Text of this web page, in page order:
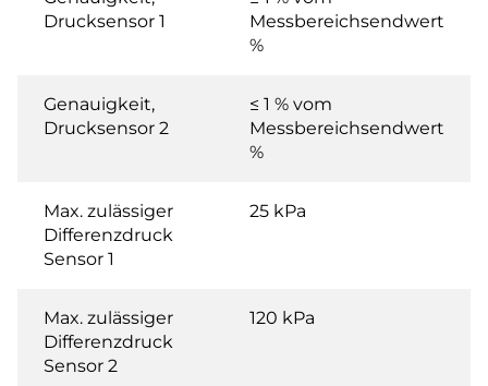
Drucksensor 1
Messbereichsendwert
%
Genauigkeit,
Drucksensor 2
≤ 1 % vom
Messbereichsendwert
%
Max. zulässiger
Differenzdruck
Sensor 1
25 kPa
Max. zulässiger
Differenzdruck
Sensor 2
120 kPa